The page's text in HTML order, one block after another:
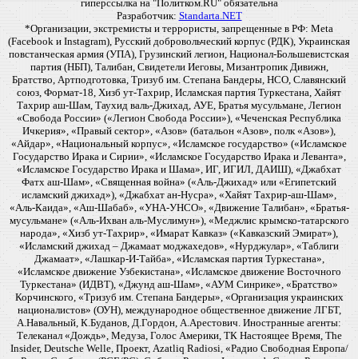
гиперссылка на "Политком.RU" обязательна
Разработчик: Standarta.NET
*Организации, экстремисты и террористы, запрещенные в РФ: Meta
(Facebook и Instagram), Русский добровольческий корпус (РДК), Украинская
повстанческая армия (УПА), Грузинский легион, Национал-Большевистская
партия (НБП), Талибан, Свидетели Иеговы, Мизантропик Дивижн,
Братство, Артподготовка, Тризуб им. Степана Бандеры, НСО, Славянский
союз, Формат-18, Хизб ут-Тахрир, Исламская партия Туркестана, Хайят
Тахрир аш-Шам, Таухид валь-Джихад, АУЕ, Братья мусульмане, Легион
«Свобода России» («Легион Свобода России»), «Чеченская Республика
Ичкерия», «Правый сектор», «Азов» (батальон «Азов», полк «Азов»),
«Айдар», «Национальный корпус», «Исламское государство» («Исламское
Государство Ирака и Сирии», «Исламское Государство Ирака и Леванта»,
«Исламское Государство Ирака и Шама», ИГ, ИГИЛ, ДАИШ), «Джабхат
Фатх аш-Шам», «Священная война» («Аль-Джихад» или «Египетский
исламский джихад»), «Джабхат ан-Нусра», «Хайят Тахрир-аш-Шам»,
«Аль-Каида», «Аш-Шабаб», «УНА-УНСО», «Движение Талибан», «Братья-
мусульмане» («Аль-Ихван аль-Муслимун»), «Меджлис крымско-татарского
народа», «Хизб ут-Тахрир», «Имарат Кавказ» («Кавказский Эмират»),
«Исламский джихад – Джамаат моджахедов», «Нурджулар», «Таблиги
Джамаат», «Лашкар-И-Тайба», «Исламская партия Туркестана»,
«Исламское движение Узбекистана», «Исламское движение Восточного
Туркестана» (ИДВТ), «Джунд аш-Шам», «АУМ Синрике», «Братство»
Корчинского, «Тризуб им. Степана Бандеры», «Организация украинских
националистов» (ОУН), международное общественное движение ЛГБТ,
А.Навальный, К.Буданов, Д.Гордон, А.Арестович. Иностранные агенты:
Телеканал «Дождь», Медуза, Голос Америки, ТК Настоящее Время, The
Insider, Deutsche Welle, Проект, Azatliq Radiosi, «Радио Свободная Европа/